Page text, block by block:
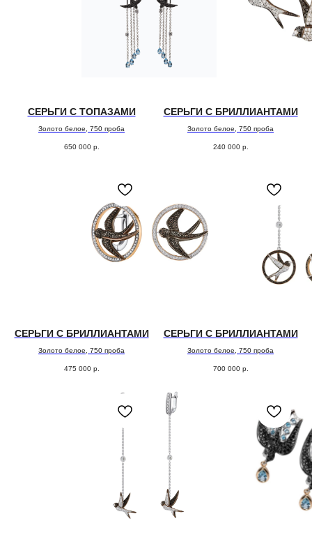
СЕРЬГИ С ТОПАЗАМИ
Золото белое, 750 проба
650 000 р.
СЕРЬГИ С БРИЛЛИАНТАМИ
Золото белое, 750 проба
240 000 р.
СЕРЬГИ С БРИЛЛИАНТАМИ
Золото белое, 750 проба
475 000 р.
СЕРЬГИ С БРИЛЛИАНТАМИ
Золото белое, 750 проба
700 000 р.